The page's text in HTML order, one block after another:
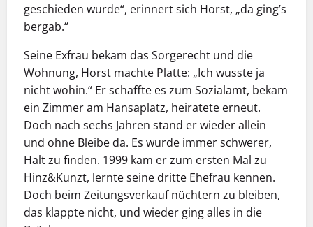
geschieden wurde“, erinnert sich Horst, „da ging’s
bergab.“
Seine Exfrau bekam das Sorgerecht und die
Wohnung, Horst machte Platte: „Ich wusste ja
nicht wohin.“ Er schaffte es zum Sozialamt, bekam
ein Zimmer am Hansaplatz, heiratete erneut.
Doch nach sechs Jahren stand er wieder allein
und ohne Bleibe da. Es wurde immer schwerer,
Halt zu finden. 1999 kam er zum ersten Mal zu
Hinz&Kunzt, lernte seine dritte Ehefrau kennen.
Doch beim Zeitungsverkauf nüchtern zu bleiben,
das klappte nicht, und wieder ging alles in die